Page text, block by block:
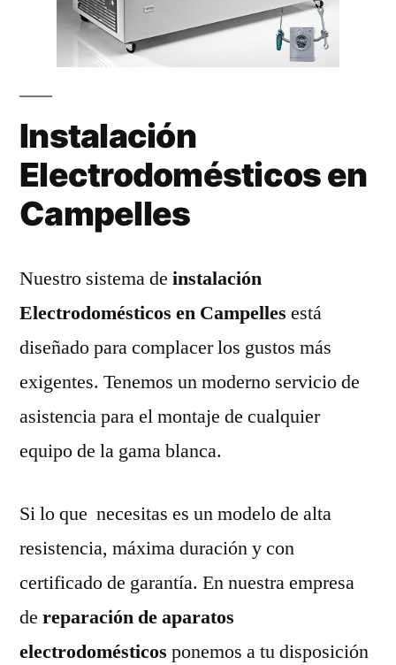
Instalación
Electrodomésticos en
Campelles
Nuestro sistema de instalación
Electrodomésticos en Campelles está
diseñado para complacer los gustos más
exigentes. Tenemos un moderno servicio de
asistencia para el montaje de cualquier
equipo de la gama blanca.
Si lo que necesitas es un modelo de alta
resistencia, máxima duración y con
certificado de garantía. En nuestra empresa
de reparación de aparatos
electrodomésticos ponemos a tu disposición